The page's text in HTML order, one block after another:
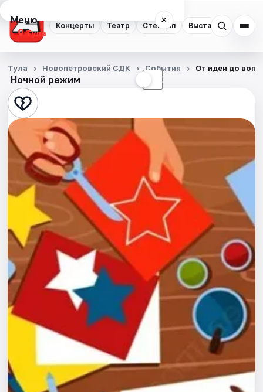
Концерты Театр Стендап Выставки
Меню ×
Тула
Концерты
Театр
Стендап
Выставки
Квесты
Экскурсии
Спорт
События
Города
Площадки
Рейтинги
Ночной режим ☾
Тула Новопетровский СДК События От идеи до